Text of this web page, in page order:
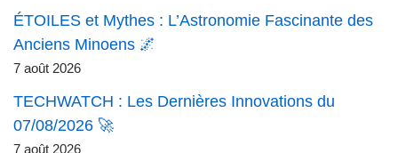
ÉTOILES et Mythes : L’Astronomie Fascinante des
Anciens Minoens 🌌
7 août 2026
TECHWATCH : Les Dernières Innovations du
07/08/2026 🚀
7 août 2026